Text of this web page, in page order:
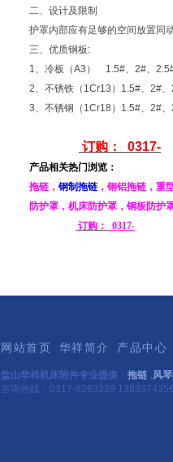
二、设计及限制
护罩内部应有足够的空间放置同
三、优质钢板:
1、冷板（A3） 1.5#、2#、
2、不锈铁（1Cr13）1.5#、2#
3、不锈钢（1Cr18）1.5#、2#、
订购： 0317-
产品相关热门浏览：
拖链 ， 钢制拖链 ， 钢铝拖链 ， 重
防护罩 ， 机床防护罩 ， 钢板防护
订购：
0317-
网站首页 华祥简介 产品中心
盐山华祥机床附件专业提供： 拖链 ,风
咨询热线：0317-6263339